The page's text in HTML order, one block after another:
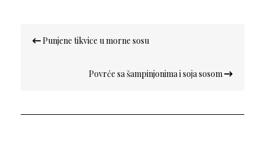
чланка
Punjene tikvice u morne sosu
Povrće sa šampinjonima i soja sosom